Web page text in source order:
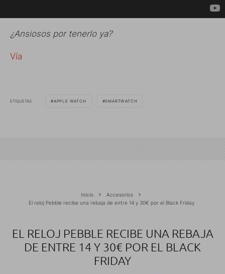
¿Ansiosos por tenerlo ya?
Vía
ETIQUETAS APPLE WATCH SMARTWATCH
Inicio
Accesorios
El reloj Pebble recibe una rebaja de entre 14 y 30€ por el Black Friday
EL RELOJ PEBBLE RECIBE UNA REBAJA
DE ENTRE 14 Y 30€ POR EL BLACK
FRIDAY